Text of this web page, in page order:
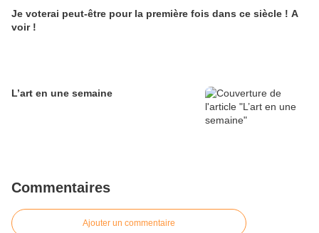
Je voterai peut-être pour la première fois dans ce siècle ! A
voir !
L’art en une semaine
Commentaires
Ajouter un commentaire